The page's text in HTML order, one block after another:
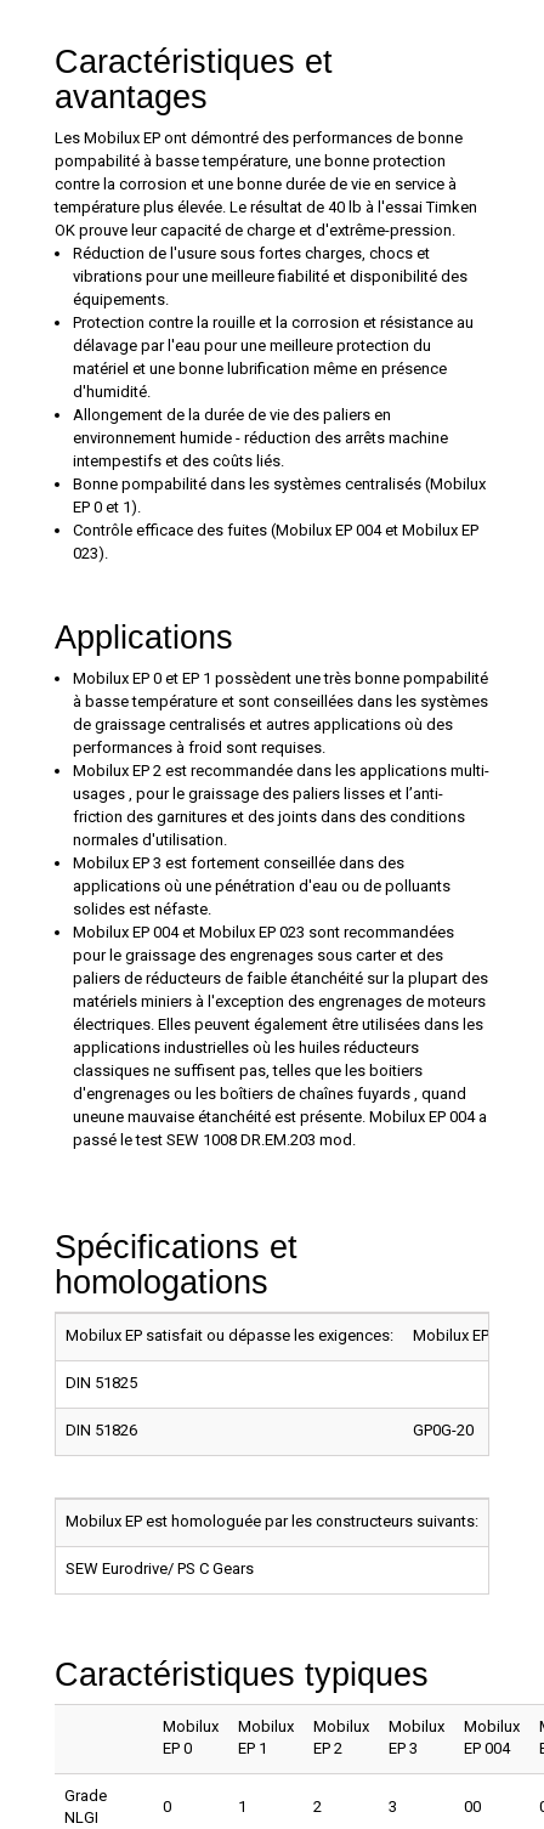
Caractéristiques et
avantages
Les Mobilux EP ont démontré des performances de bonne
pompabilité à basse température, une bonne protection
contre la corrosion et une bonne durée de vie en service à
température plus élevée. Le résultat de 40 lb à l'essai Timken
OK prouve leur capacité de charge et d'extrême-pression.
Réduction de l'usure sous fortes charges, chocs et
vibrations pour une meilleure fiabilité et disponibilité des
équipements.
Protection contre la rouille et la corrosion et résistance au
délavage par l'eau pour une meilleure protection du
matériel et une bonne lubrification même en présence
d'humidité.
Allongement de la durée de vie des paliers en
environnement humide - réduction des arrêts machine
intempestifs et des coûts liés.
Bonne pompabilité dans les systèmes centralisés (Mobilux
EP 0 et 1).
Contrôle efficace des fuites (Mobilux EP 004 et Mobilux EP
023).
Applications
Mobilux EP 0 et EP 1 possèdent une très bonne pompabilité
à basse température et sont conseillées dans les systèmes
de graissage centralisés et autres applications où des
performances à froid sont requises.
Mobilux EP 2 est recommandée dans les applications multi-
usages , pour le graissage des paliers lisses et l’anti-
friction des garnitures et des joints dans des conditions
normales d'utilisation.
Mobilux EP 3 est fortement conseillée dans des
applications où une pénétration d'eau ou de polluants
solides est néfaste.
Mobilux EP 004 et Mobilux EP 023 sont recommandées
pour le graissage des engrenages sous carter et des
paliers de réducteurs de faible étanchéité sur la plupart des
matériels miniers à l'exception des engrenages de moteurs
électriques. Elles peuvent également être utilisées dans les
applications industrielles où les huiles réducteurs
classiques ne suffisent pas, telles que les boitiers
d'engrenages ou les boîtiers de chaînes fuyards , quand
uneune mauvaise étanchéité est présente. Mobilux EP 004 a
passé le test SEW 1008 DR.EM.203 mod.
Spécifications et
homologations
Mobilux EP satisfait ou dépasse les exigences: Mobilux EP0
DIN 51825
DIN 51826 GP0G-20
Mobilux EP est homologuée par les constructeurs suivants:
SEW Eurodrive/ PS C Gears
Caractéristiques typiques
Mobilux
EP 0
Mobilux
EP 1
Mobilux
EP 2
Mobilux
EP 3
Mobilux
EP 004
Grade
NLGI
0 1 2 3 00